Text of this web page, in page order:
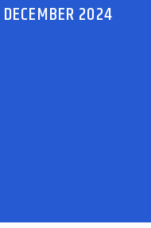
DECEMBER 2024